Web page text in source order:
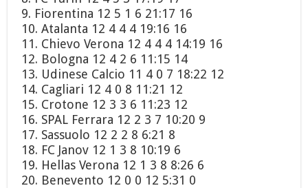
9. Fiorentina 12 5 1 6 21:17 16
10. Atalanta 12 4 4 4 19:16 16
11. Chievo Verona 12 4 4 4 14:19 16
12. Bologna 12 4 2 6 11:15 14
13. Udinese Calcio 11 4 0 7 18:22 12
14. Cagliari 12 4 0 8 11:21 12
15. Crotone 12 3 3 6 11:23 12
16. SPAL Ferrara 12 2 3 7 10:20 9
17. Sassuolo 12 2 2 8 6:21 8
18. FC Janov 12 1 3 8 10:19 6
19. Hellas Verona 12 1 3 8 8:26 6
20. Benevento 12 0 0 12 5:31 0